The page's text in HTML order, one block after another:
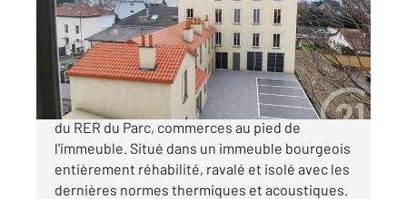
Appartement F3 à vendre
273 000 €
Quartier Adamville, en plein centre-ville, 800m
du RER du Parc, commerces au pied de
l'immeuble. Situé dans un immeuble bourgeois
entièrement réhabilité, ravalé et isolé avec les
dernières normes thermiques et acoustiques.